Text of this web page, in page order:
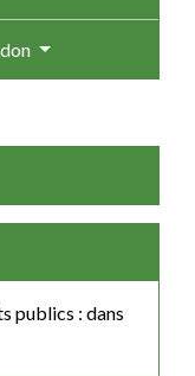
publics : dans